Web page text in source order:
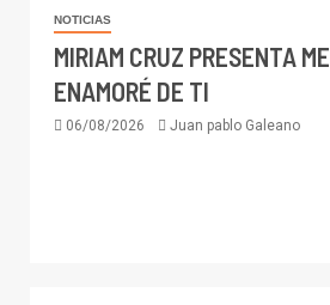
NOTICIAS
MIRIAM CRUZ PRESENTA ME
ENAMORÉ DE TI
06/08/2026 Juan pablo Galeano